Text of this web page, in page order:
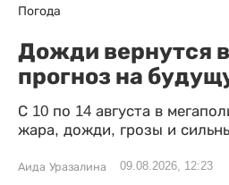
Погода
Дожди вернутся
прогноз на
С 10 по 14 августа в
жара, дожди, грозы и
Аида Уразалина 09.08.2026, 12:23